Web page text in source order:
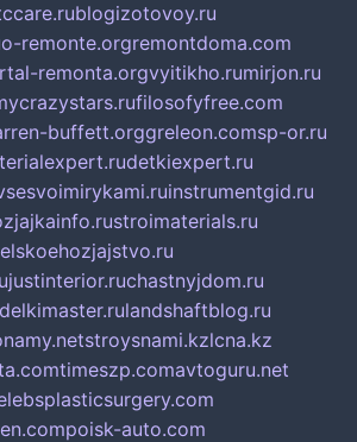
blogizotovoy.ru
o-remonte.orgremontdoma.com
remonta.orgvyitikho.rumirjon.ru
filosofyfree.com
buffett.orggreleon.comsp-or.ru
detkiexpert.ru
instrumentgid.ru
stroimaterials.ru
justinterior.ruchastnyjdom.ru
landshaftblog.ru
stroysnami.kzlcna.kz
timeszp.comavtoguru.net
poisk-auto.com